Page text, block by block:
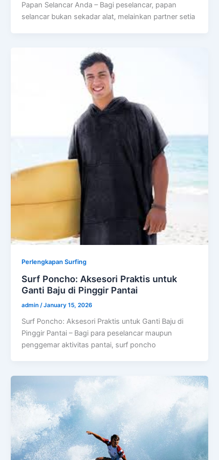
Papan Selancar Anda – Bagi peselancar, papan
selancar bukan sekadar alat, melainkan partner setia
Perlengkapan Surfing
Surf Poncho: Aksesori Praktis untuk
Ganti Baju di Pinggir Pantai
admin /January 15, 2026
Surf Poncho: Aksesori Praktis untuk Ganti Baju di
Pinggir Pantai – Bagi para peselancar maupun
penggemar aktivitas pantai, surf poncho